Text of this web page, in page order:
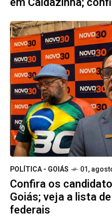
POLÍTICA - GOIÁS 01,
Confira os
Goiás; veja a lista
federais